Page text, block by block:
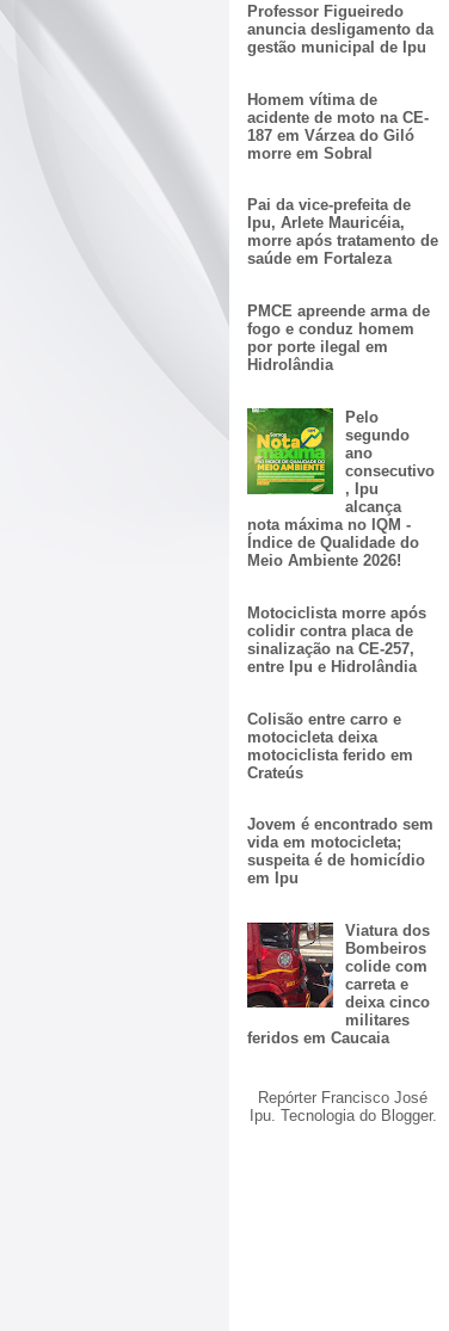
Professor Figueiredo
anuncia desligamento da
gestão municipal de Ipu
Homem vítima de
acidente de moto na CE-
187 em Várzea do Giló
morre em Sobral
Pai da vice-prefeita de
Ipu, Arlete Mauricéia,
morre após tratamento de
saúde em Fortaleza
PMCE apreende arma de
fogo e conduz homem
por porte ilegal em
Hidrolândia
Pelo
segundo
ano
consecutivo
, Ipu
alcança
nota máxima no IQM -
Índice de Qualidade do
Meio Ambiente 2026!
Motociclista morre após
colidir contra placa de
sinalização na CE-257,
entre Ipu e Hidrolândia
Colisão entre carro e
motocicleta deixa
motociclista ferido em
Crateús
Jovem é encontrado sem
vida em motocicleta;
suspeita é de homicídio
em Ipu
Viatura dos
Bombeiros
colide com
carreta e
deixa cinco
militares
feridos em Caucaia
Repórter Francisco José
Ipu. Tecnologia do Blogger.